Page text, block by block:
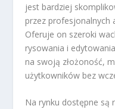
jest bardziej
przez profesjonalnych
Oferuje on szeroki
rysowania i
na swoją złożoność,
użytkowników bez
Na rynku dostępne są